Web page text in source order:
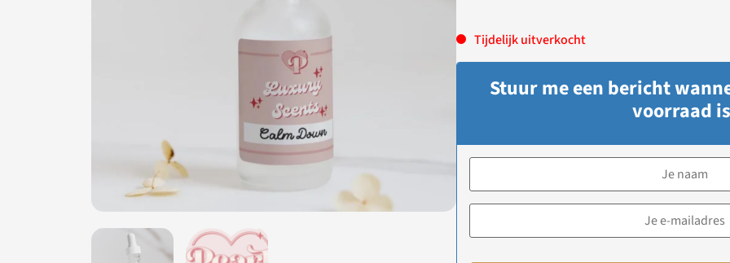
Tijdelijk uitverkocht
Stuur me een bericht
voorraad